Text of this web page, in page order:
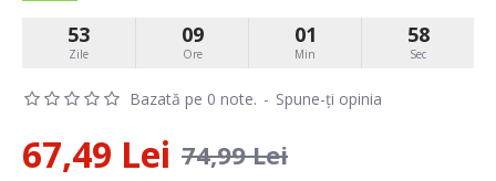
Bazată pe 0 note. - Spune-ţi opinia
53
Zile
09
Ore
01
Min
57
Sec
67,49 Lei 74,99 Lei